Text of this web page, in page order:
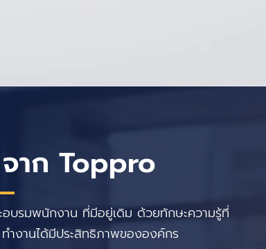
าก Toppro
บรมพนักงาน ที่มีอยู่เดิม ด้วยทักษะความรู้ที่
ำงานได้มีประสิทธิภาพขององค์กร